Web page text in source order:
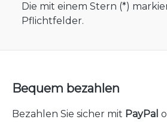
Die mit einem Stern (*)
Pflichtfelder.
Bequem bezahlen
Bezahlen Sie sicher mit PayPal